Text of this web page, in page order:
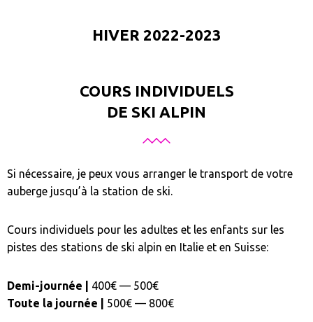
HIVER 2022-2023
COURS INDIVIDUELS
DE SKI ALPIN
Si nécessaire, je peux vous arranger le transport de votre
auberge jusqu’à la station de ski.
Cours individuels pour les adultes et les enfants sur les
pistes des stations de ski alpin en Italie et en Suisse:
Demi-journée |
400€ — 500€
Toute la journée |
500€ — 800€